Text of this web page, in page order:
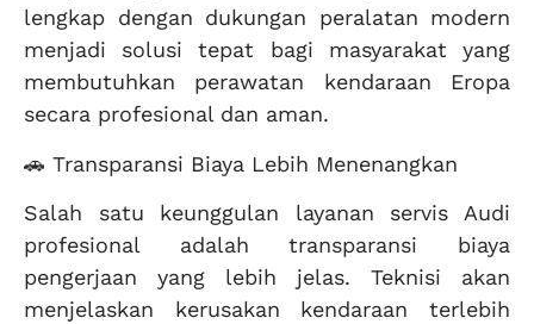
lengkap dengan dukungan peralatan modern
menjadi solusi tepat bagi masyarakat yang
membutuhkan perawatan kendaraan Eropa
secara profesional dan aman.
🚗 Transparansi Biaya Lebih Menenangkan
Salah satu keunggulan layanan servis Audi
profesional adalah transparansi biaya
pengerjaan yang lebih jelas. Teknisi akan
menjelaskan kerusakan kendaraan terlebih